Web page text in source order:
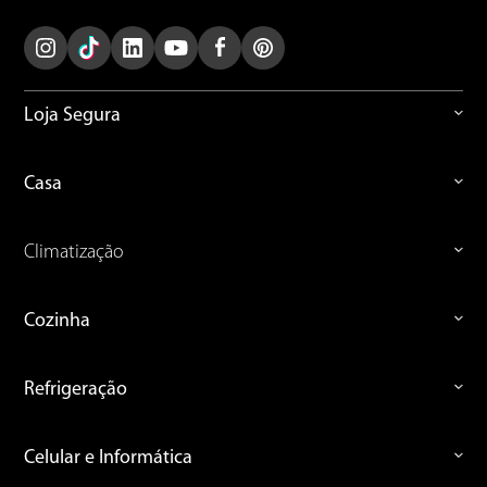
ENVIAR AVALIAÇÃO
Loja Segura
Casa
Climatização
Cozinha
Refrigeração
Celular e Informática